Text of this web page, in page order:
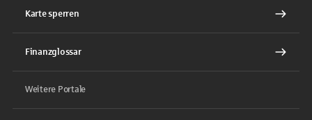
Karte sperren
Finanzglossar
Weitere Portale